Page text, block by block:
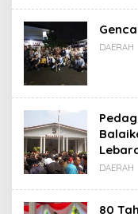
DAERAH
DAERAH
80